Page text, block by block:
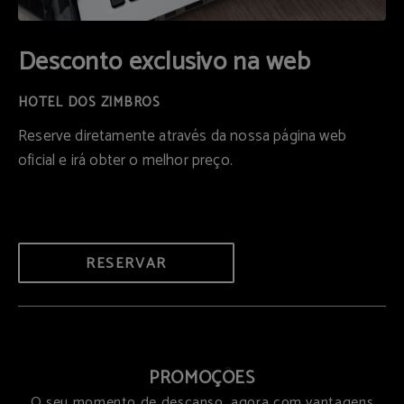
Desconto exclusivo na web
Reserve diretamente através da nossa página web
oficial e irá obter o melhor preço.
RESERVAR
PROMOÇÕES